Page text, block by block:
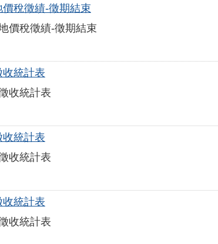
稅徵績-徵期結束
價稅徵績-徵期結束
統計表
收統計表
統計表
收統計表
統計表
收統計表